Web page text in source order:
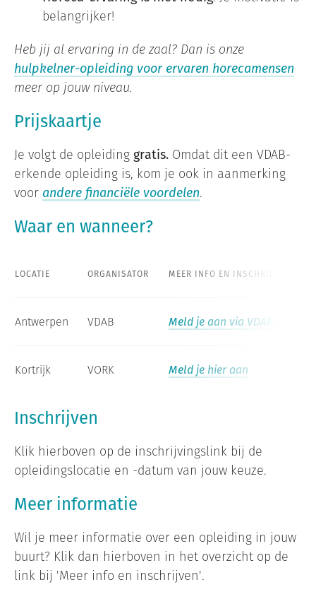
belangrijker!
Heb jij al ervaring in de zaal? Dan is onze
hulpkelner-opleiding voor ervaren horecamensen
meer op jouw niveau.
Prijskaartje
Je volgt de opleiding gratis. Omdat dit een VDAB-
erkende opleiding is, kom je ook in aanmerking
voor andere financiële voordelen.
Waar en wanneer?
LOCATIE ORGANISATOR MEER INFO EN INSCHRIJVEN
Antwerpen VDAB Meld je aan via VDAB
Kortrijk VORK Meld je hier aan
Inschrijven
Klik hierboven op de inschrijvingslink bij de
opleidingslocatie en -datum van jouw keuze.
Meer informatie
Wil je meer informatie over een opleiding in jouw
buurt? Klik dan hierboven in het overzicht op de
link bij 'Meer info en inschrijven'.